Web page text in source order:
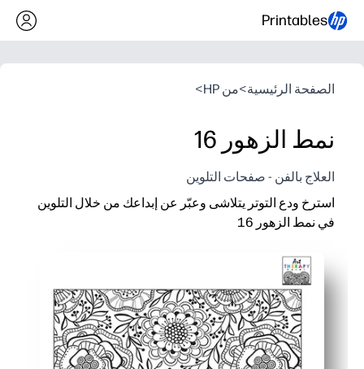
Printables
الصفحة الرئيسية>من HP >
نمط الزهور 16
العلاج بالفن - صفحات التلوين
استرخ ودع التوتر يتلاشى وعبّر عن إبداعك من خلال التلوين
في نمط الزهور 16
Print-and-Go - ما عليك سوى إضافة أقلام تلوين أو علامات وستكون جاهزًا لقضاء عطلة هادئة خالية من الشاشة.
تعمل التكرارات الزهرية المعقدة والمهدئة والمركزة على
المهارات الثابتة - قم ببناء التحكم الحركي الدقيق وتخطيط الألوان
يناسب يومك دائمًا - مثالي للتشطيبات المبكرة أو مراكز الفنون أو